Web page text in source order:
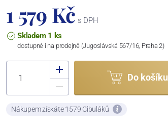
1 579 Kč s DPH
Skladem 1 ks
dostupné i na prodejně (Jugoslávská 567/16, Praha 2)
Do košíku
Nákupem získáte 1579 Cibuláků